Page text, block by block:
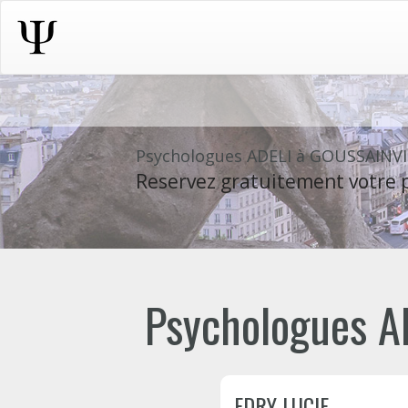
Psychologues ADELI à
Reservez gratuitement votre
Psychologues